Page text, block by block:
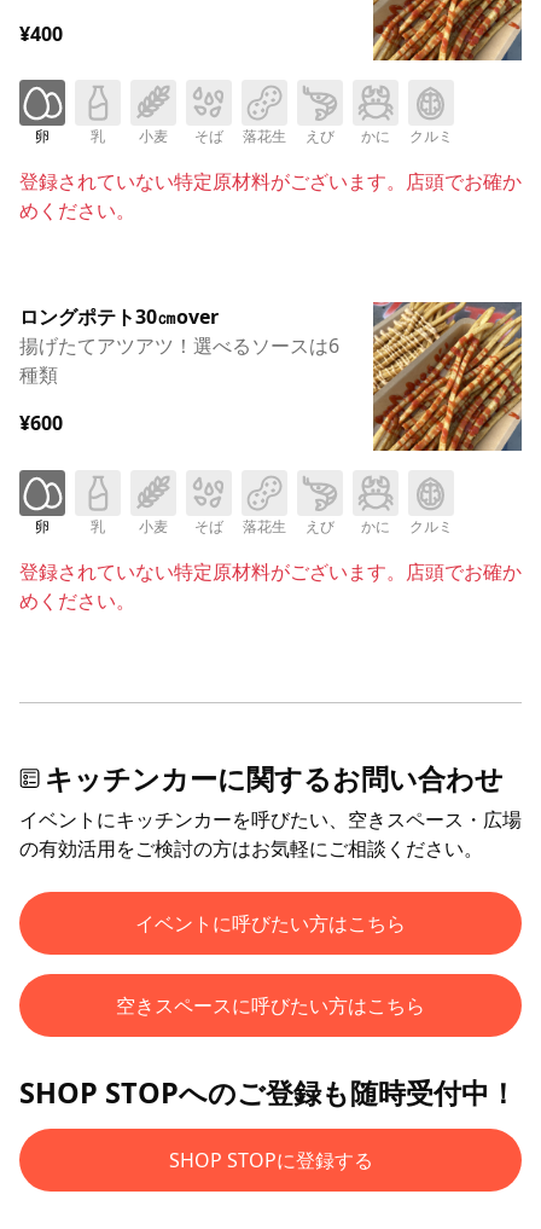
¥400
卵 乳 小麦 そば 落花生 えび かに クルミ
登録されていない特定原材料がございます。店頭でお確か
めください。
ロングポテト30㎝over
揚げたてアツアツ！選べるソースは6
種類
¥600
卵 乳 小麦 そば 落花生 えび かに クルミ
登録されていない特定原材料がございます。店頭でお確か
めください。
キッチンカーに関するお問い合わせ
イベントにキッチンカーを呼びたい、空きスペース・広場
の有効活用をご検討の方はお気軽にご相談ください。
イベントに呼びたい方はこちら
空きスペースに呼びたい方はこちら
SHOP STOPへのご登録も随時受付中！
SHOP STOPに登録する